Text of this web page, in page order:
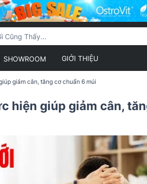
SHOWROOM GIỚI THIỆU
giảm cân, tăng cơ chuẩn 6 múi
hiện giúp giảm cân,